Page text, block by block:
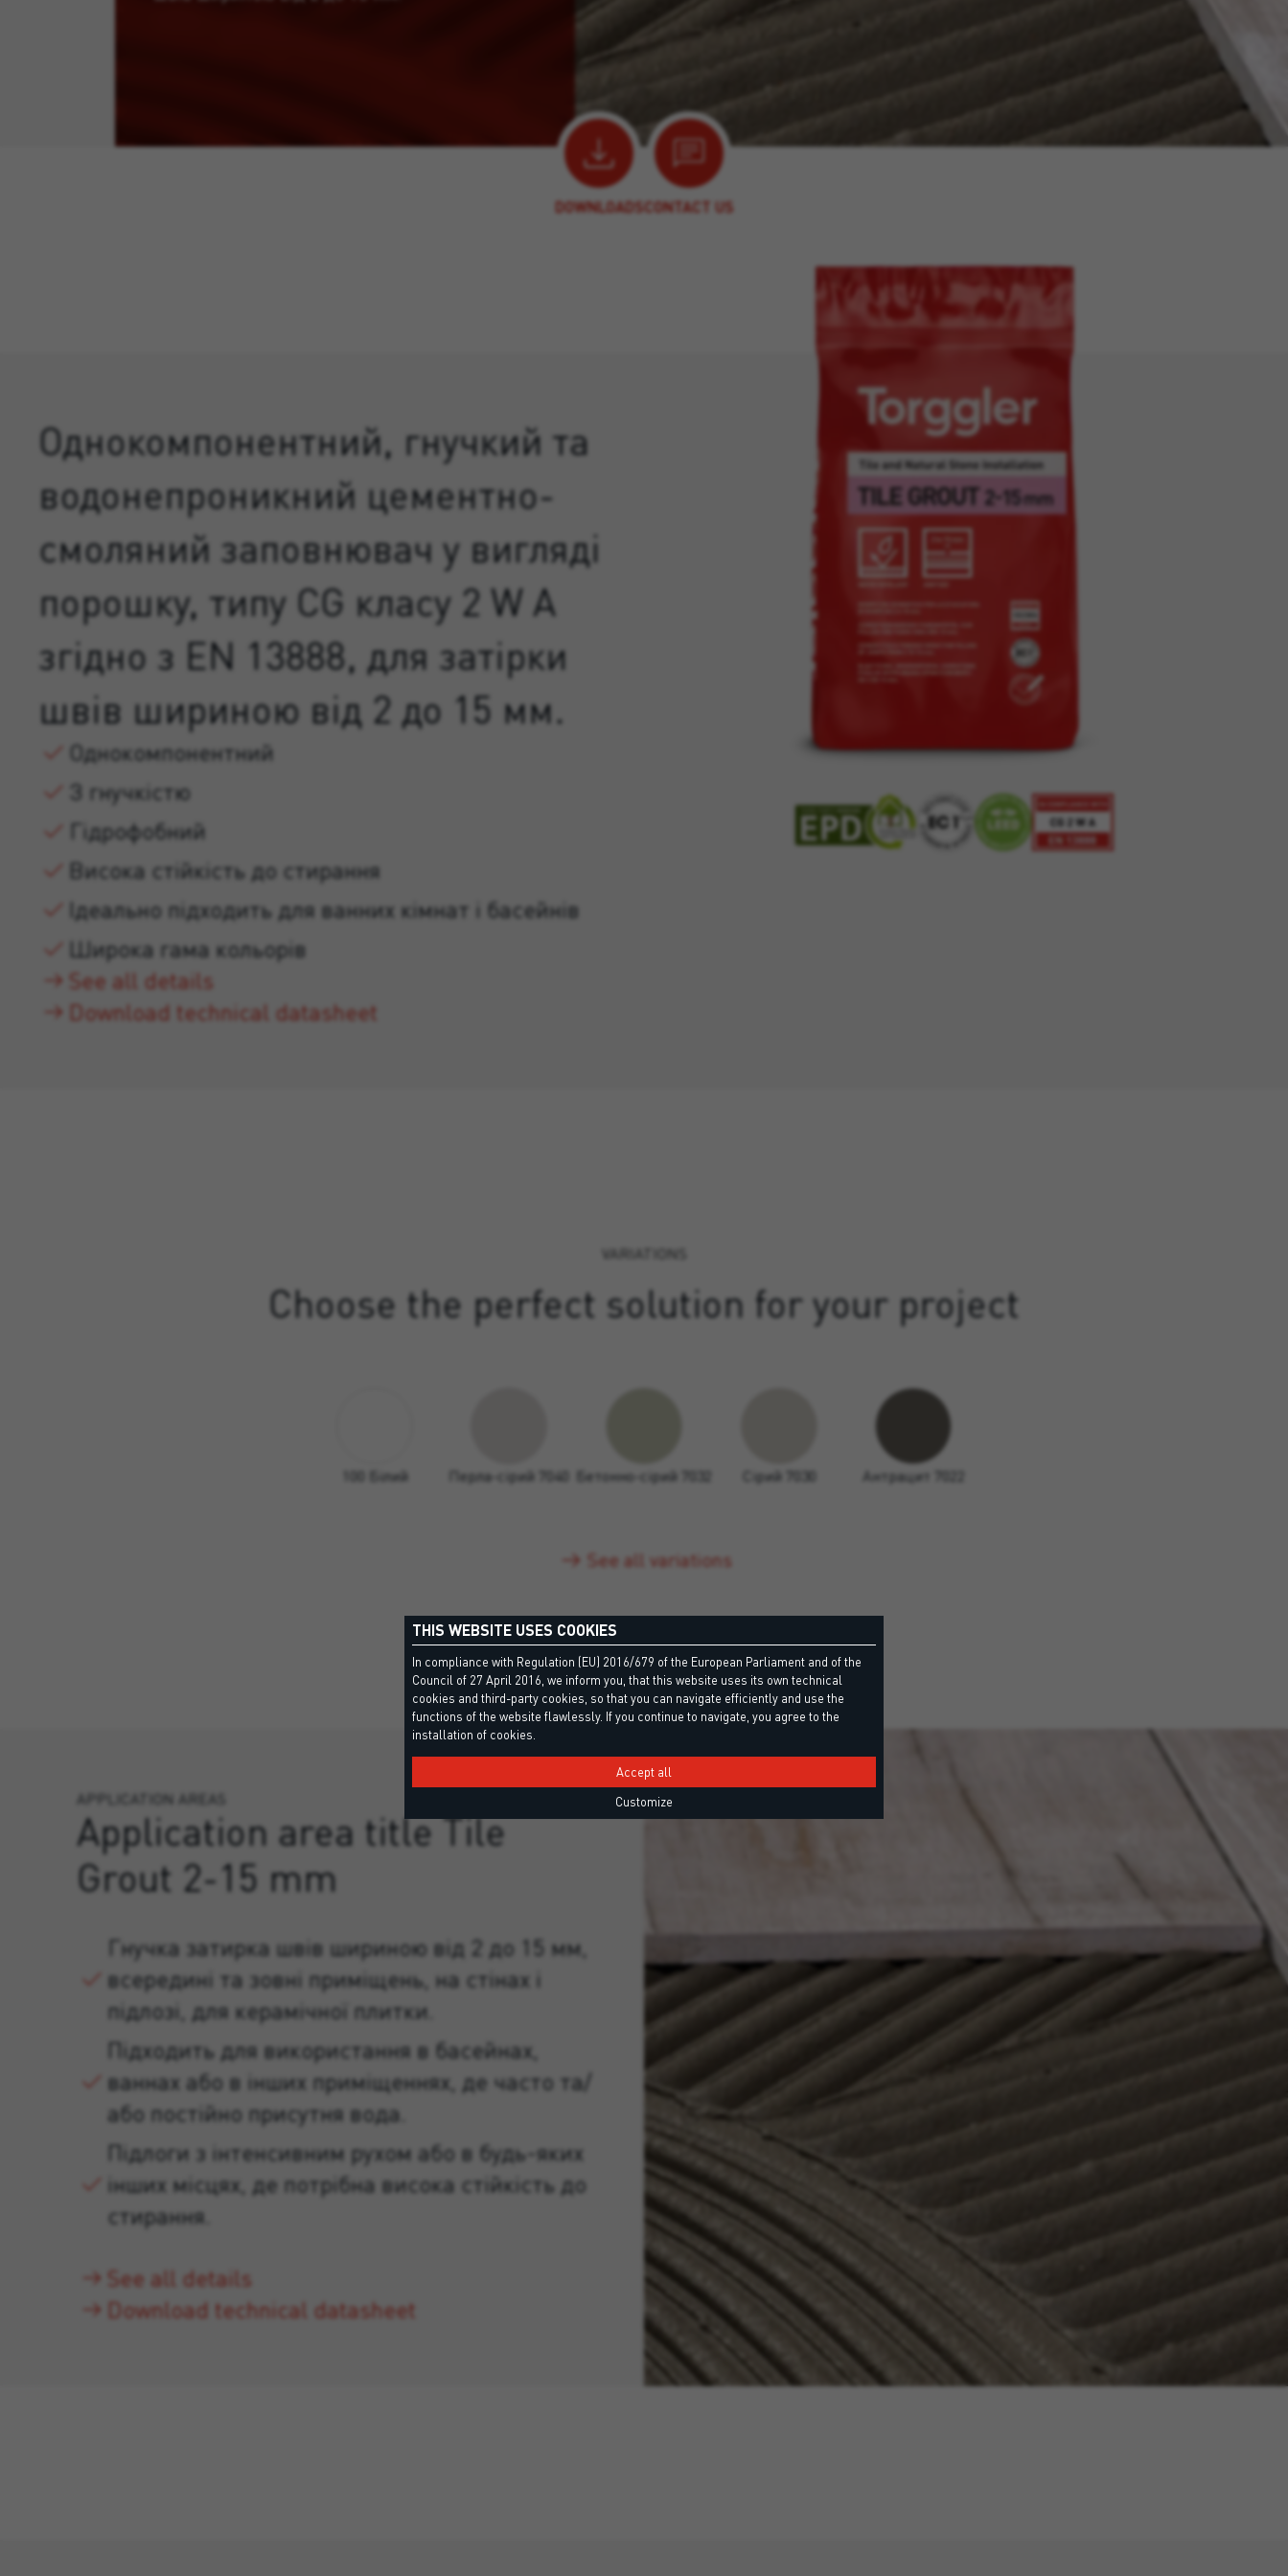
DOWNLOADSCONTACT US
Однокомпонентний, гнучкий та
водонепроникний цементно-
смоляний заповнювач у вигляді
порошку, типу CG класу 2 W A
згідно з EN 13888, для затірки
швів шириною від 2 до 15 мм.
Однокомпонентний
З гнучкістю
Гідрофобний
Висока стійкість до стирання
Ідеально підходить для ванних кімнат і басейнів
Широка гама кольорів
See all details
Download technical datasheet
VARIATIONS
Choose the perfect solution for your project
100 Білий Перла-сірий 7040 Бетонно-сірий 7032 Сірий 7030 Антрацит 7022
See all variations
APPLICATION AREAS
Application area title Tile
Grout 2-15 mm
Гнучка затирка швів шириною від 2 до 15 мм,
всередині та зовні приміщень, на стінах і
підлозі, для керамічної плитки.
Підходить для використання в басейнах,
ваннах або в інших приміщеннях, де часто та/
або постійно присутня вода.
Підлоги з інтенсивним рухом або в будь-яких
інших місцях, де потрібна висока стійкість до
стирання.
See all details
Download technical datasheet
THIS WEBSITE USES COOKIES
In compliance with Regulation (EU) 2016/679 of the European Parliament and of the
Council of 27 April 2016, we inform you, that this website uses its own technical
cookies and third-party cookies, so that you can navigate efficiently and use the
functions of the website flawlessly. If you continue to navigate, you agree to the
installation of cookies.
Accept all
Customize